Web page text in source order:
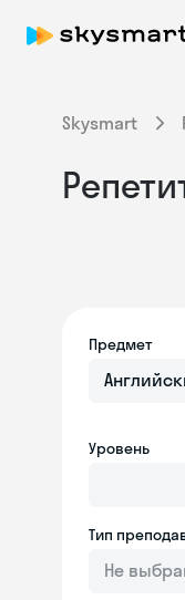
Skysmart
Предмет
Уровень
Тип
Не